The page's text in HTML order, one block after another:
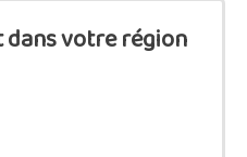
votre région